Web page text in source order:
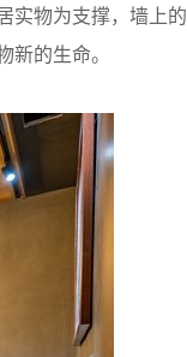
实物为支撑，墙上的
新的生命。